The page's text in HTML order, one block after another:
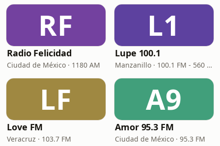
RF
Radio Felicidad
Ciudad de México · 1180 AM
L1
Lupe 100.1
Manzanillo · 100.1 FM - 560 AM
LF
Love FM
Veracruz · 103.7 FM
A9
Amor 95.3 FM
Ciudad de México · 95.3 FM